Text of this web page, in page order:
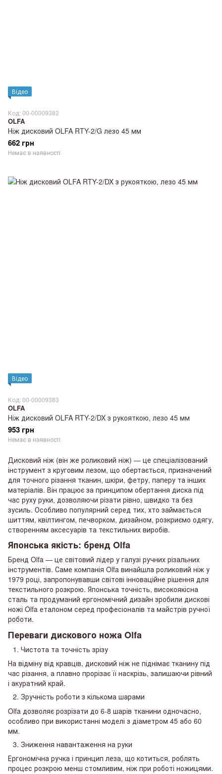
Відео
Код: 00-00009382
OLFA
Ніж дисковий OLFA RTY-2/G лезо 45 мм
662 грн
Немає в наявності
Відео
Код: 00-00009383
OLFA
Ніж дисковий OLFA RTY-2/DX з рукояткою, лезо 45 мм
953 грн
Немає в наявності
Дисковий ніж (він же роликовий ніж) — це спеціалізований
інструмент з круговим лезом, що обертається, призначений
для точного різання тканин, шкіри, фетру, паперу та інших
матеріалів. Він працює за принципом обертання диска під
час руху руки, дозволяючи різати рівно, швидко та без
зусиль. Особливо популярний серед тих, хто займається
шиттям, квілтингом, печворком, дизайном, розкриємо одягу,
створенням аксесуарів та текстильних виробів.
Японська якість: бренд Olfa
Бренд Olfa — це світовий лідер у галузі ручних різальних
інструментів. Саме компанія Olfa винайшла роликовий ніж у
1979 році, запропонувавши світові інноваційне рішення для
текстильного розкрою. Японська точність, високоякісна
сталь та продуманий ергономічний дизайн зробили дискові
ножі Olfa еталоном серед професіоналів та майстрів ручної
роботи.
Переваги дискового ножа Olfa
Чистота та точність зрізу
На відміну від кравців, дисковий ніж не піднімає тканину під
час різання, а плавно прорізає її наскрізь, залишаючи рівний
і акуратний край.
Зручність роботи з кількома шарами
Olfa дозволяє розрізати до 6-8 шарів тканини одночасно,
особливо при використанні моделі з діаметром 45 або 60
мм.
Зниження навантаження на руки
Ергономічна ручка і принцип леза, що котиться, роблять
процес розкрою менш стомливим, ніж при роботі ножицями.